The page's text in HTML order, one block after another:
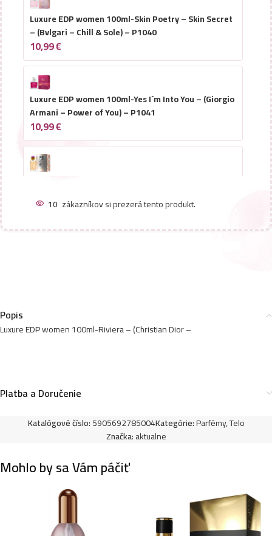
Luxure EDP women 100ml-Skin Poetry – Skin Secret
– (Bvlgari – Chill & Sole) – P1040
10,99€
Luxure EDP women 100ml-Yes I´m Into You – (Giorgio
Armani – Power of You) – P1041
10,99€
10,99€
Luxure EDP women 100ml-Entirety Relaxation –
(Calvin Klein – Eternity Reflections) – P1032
Luxure EDP women 100ml-Design & Fashion
Impr3ssive – (Dolce & Gabbana – L´Imperatrice 3) –
P1026
10 zákazníkov si prezerá tento produkt.
Popis
Luxure EDP women 100ml-Riviera – (Christian Dior –
Platba a Doručenie
Katalógové číslo:5905692785004Kategórie:Parfémy,Telo
Značka:aktualne
Mohlo by sa Vám páčiť